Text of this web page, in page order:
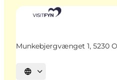
Munkebjergvænget 1, 5230
Vælg sprog